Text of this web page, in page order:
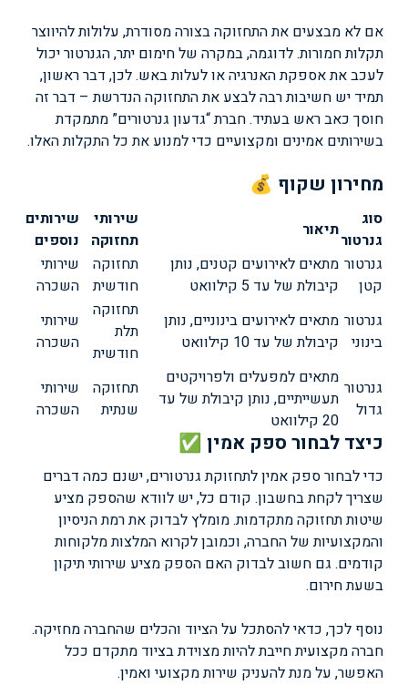
אם לא מבצעים את התחזוקה בצורה מסודרת, עלולות להיווצר
תקלות חמורות. לדוגמה, במקרה של חימום יתר, הגנרטור יכול
לעכב את אספקת האנרגיה או לעלות באש. לכן, דבר ראשון,
תמיד יש חשיבות רבה לבצע את התחזוקה הנדרשת – דבר זה
חוסך כאב ראש בעתיד. חברת “גדעון גנרטורים” מתמקדת
בשירותים אמינים ומקצועיים כדי למנוע את כל התקלות האלו.
מחירון שקוף 💰
סוג
גנרטורתיאור
שירותי
תחזוקה
שירותים
נוספים
גנרטור
קטן
מתאים לאירועים קטנים, נותן
קיבולת של עד 5 קילוואט
תחזוקה
חודשית
שירותי
השכרה
גנרטור
בינוני
מתאים לאירועים בינוניים, נותן
קיבולת של עד 10 קילוואט
תחזוקה
תלת
חודשית
שירותי
השכרה
גנרטור
גדול
מתאים למפעלים ולפרויקטים
תעשייתיים, נותן קיבולת של עד
20 קילוואט
תחזוקה
שנתית
שירותי
השכרה
כיצד לבחור ספק אמין ✅
כדי לבחור ספק אמין לתחזוקת גנרטורים, ישנם כמה דברים
שצריך לקחת בחשבון. קודם כל, יש לוודא שהספק מציע
שיטות תחזוקה מתקדמות. מומלץ לבדוק את רמת הניסיון
והמקצועיות של החברה, וכמובן לקרוא המלצות מלקוחות
קודמים. גם חשוב לבדוק האם הספק מציע שירותי תיקון
בשעת חירום.
נוסף לכך, כדאי להסתכל על הציוד והכלים שהחברה מחזיקה.
חברה מקצועית חייבת להיות מצוידת בציוד מתקדם ככל
האפשר, על מנת להעניק שירות מקצועי ואמין.